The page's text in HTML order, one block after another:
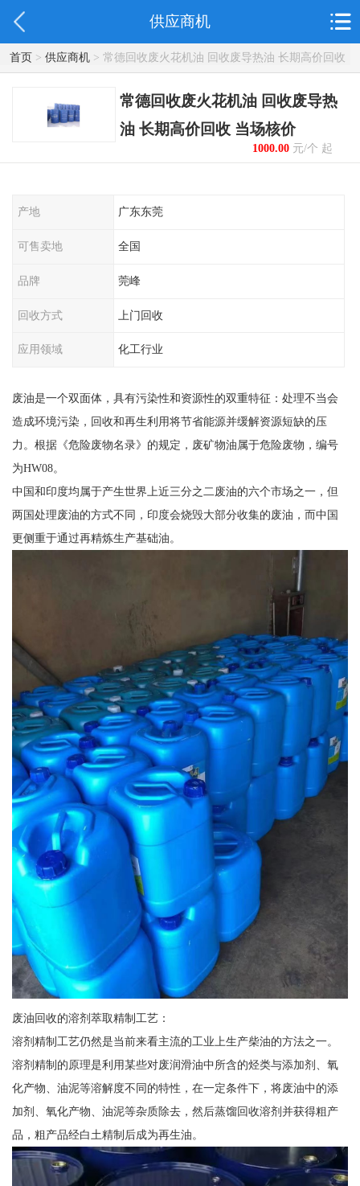
供应商机
首页> 供应商机> 常德回收废火花机油 回收废导热油 长期高价回收
当场核价
常德回收废火花机油 回收废导热
油 长期高价回收 当场核价
1000.00元/个 起
产地 广东东莞
可售卖地 全国
品牌 莞峰
回收方式 上门回收
应用领域 化工行业
废油是一个双面体，具有污染性和资源性的双重特征：处理不当会
造成环境污染，回收和再生利用将节省能源并缓解资源短缺的压
力。根据《危险废物名录》的规定，废矿物油属于危险废物，编号
为HW08。
中国和印度均属于产生世界上近三分之二废油的六个市场之一，但
两国处理废油的方式不同，印度会烧毁大部分收集的废油，而中国
更侧重于通过再精炼生产基础油。
废油回收的溶剂萃取精制工艺：
溶剂精制工艺仍然是当前来看主流的工业上生产柴油的方法之一。
溶剂精制的原理是利用某些对废润滑油中所含的烃类与添加剂、氧
化产物、油泥等溶解度不同的特性，在一定条件下，将废油中的添
加剂、氧化产物、油泥等杂质除去，然后蒸馏回收溶剂并获得粗产
品，粗产品经白土精制后成为再生油。